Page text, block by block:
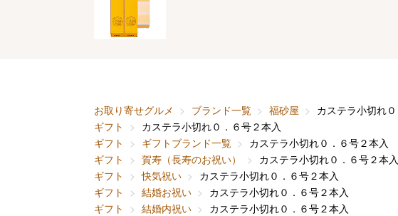
お取り寄せグルメ ブランド一覧 福砂屋
カステラ小切れ
ギフト
カステラ小切れ０．６号２本入
ギフト
ギフトブランド一覧
カステラ小切れ０．６号２本入
ギフト
賀寿（長寿のお祝い）
カステラ小切れ０．６号２本入
ギフト
快気祝い
カステラ小切れ０．６号２本入
ギフト
結婚お祝い
カステラ小切れ０．６号２本入
ギフト
結婚内祝い
カステラ小切れ０．６号２本入